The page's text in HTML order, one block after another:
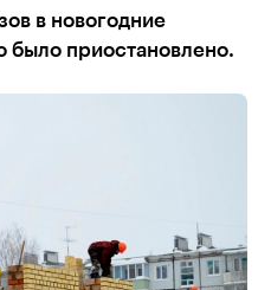
в новогодние
было приостановлено.